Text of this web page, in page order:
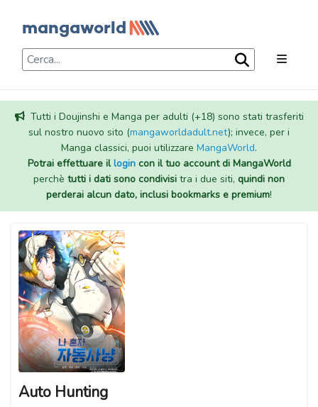
Tutti i Doujinshi e Manga per adulti (+18) sono stati trasferiti
sul nostro nuovo sito (mangaworldadult.net); invece, per i
Manga classici, puoi utilizzare MangaWorld.
Potrai effettuare illogincon il tuo account di MangaWorld
perchè tutti i dati sono condivisi tra i due siti, quindi non
perderai alcun dato, inclusi bookmarks e premium!
Auto Hunting